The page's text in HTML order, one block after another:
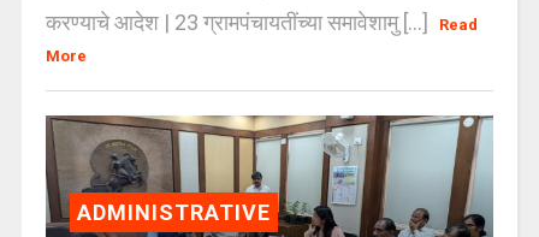
करण्याचे आदेश | 23 ग्रामपंचायतींच्या समावेशामु [...]
Read
More
ADMINISTRATIVE